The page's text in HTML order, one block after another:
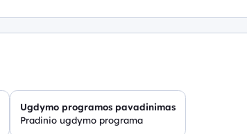
Ugdymo programos pavadinimas
Pradinio ugdymo programa